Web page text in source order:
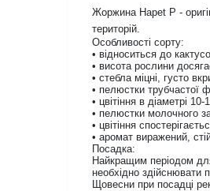
Жоржина Hapet P -
територій.
Особливості сорту:
• відноситься до
• висота рослини
• стебла міцні, густо
• пелюстки трубчастої
• цвітіння в діаметрі
• пелюстки молочного
• цвітіння
• аромат виражений,
Посадка:
Найкращим періодом
необхідно здійснювати
Щовесни при посадці